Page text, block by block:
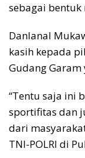
sebagai
Danlanal
kasih kepada
Gudang Garam
“Tentu saja ini
sportifitas dan
dari
TNI-POLRI di